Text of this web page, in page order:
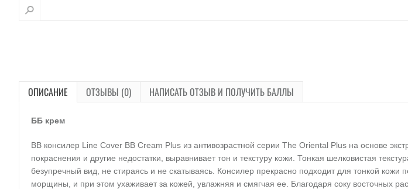
ОПИСАНИЕ ОТЗЫВЫ (0) НАПИСАТЬ ОТЗЫВ И ПОЛУЧИТЬ БАЛЛЫ
ББ крем
BB консилер Line Cover BB Cream Plus из антивозрастной серии The Oriental Plus на основе
покраснения и другие недостатки, выравнивает тон и текстуру кожи. Тонкая шелковистая
безупречный вид, не стираясь и не скатываясь. Консилер прекрасно подходит для тонкой кожи
морщины, и при этом ухаживает за кожей, увлажняя и смягчая ее. Благодаря соку восточных